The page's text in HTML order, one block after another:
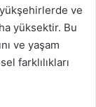
ve
yüksektir. Bu
ve yaşam
farklılıkları